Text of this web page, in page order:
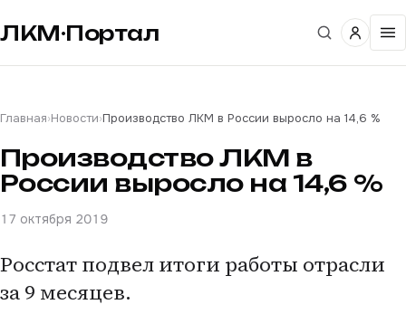
ЛКМ·Портал
Главная›Новости›Производство ЛКМ в России выросло на 14,6 %
Производство ЛКМ в
России выросло на 14,6 %
17 октября 2019
Росстат подвел итоги работы отрасли
за 9 месяцев.